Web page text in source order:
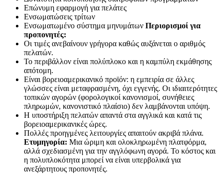
Επώνυμη εφαρμογή για πελάτες
Ενσωματώσεις τρίτων
Ενσωματωμένο σύστημα μηνυμάτων Περιορισμοί για
προπονητές:
Οι τιμές ανεβαίνουν γρήγορα καθώς αυξάνεται ο αριθμός
πελατών.
Το περιβάλλον είναι πολύπλοκο και η καμπύλη εκμάθησης
απότομη.
Είναι βορειοαμερικανικό προϊόν: η εμπειρία σε άλλες
γλώσσες είναι μεταφρασμένη, όχι εγγενής. Οι ιδιαιτερότητες
τοπικών αγορών (φορολογικοί κανονισμοί, συνήθειες
πληρωμών, κανονιστικό πλαίσιο) δεν λαμβάνονται υπόψη.
Η υποστήριξη πελατών απαντά στα αγγλικά και κατά τις
βορειοαμερικανικές ώρες.
Πολλές προηγμένες λειτουργίες απαιτούν ακριβά πλάνα.
Ετυμηγορία: Μια ώριμη και ολοκληρωμένη πλατφόρμα,
αλλά σχεδιασμένη για την αγγλόφωνη αγορά. Το κόστος και
η πολυπλοκότητα μπορεί να είναι υπερβολικά για
ανεξάρτητους προπονητές.